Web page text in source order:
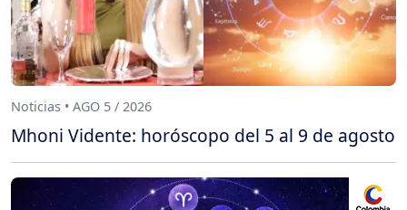
Noticias • AGO 5 / 2026
Mhoni Vidente: horóscopo del 5 al 9 de agosto